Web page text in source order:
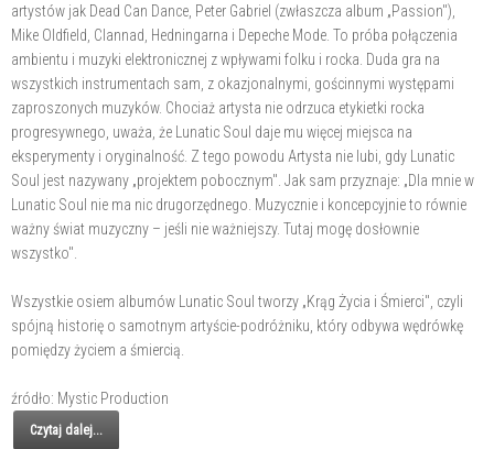
artystów jak Dead Can Dance, Peter Gabriel (zwłaszcza album „Passion"),
Mike Oldfield, Clannad, Hedningarna i Depeche Mode. To próba połączenia
ambientu i muzyki elektronicznej z wpływami folku i rocka. Duda gra na
wszystkich instrumentach sam, z okazjonalnymi, gościnnymi występami
zaproszonych muzyków. Chociaż artysta nie odrzuca etykietki rocka
progresywnego, uważa, że Lunatic Soul daje mu więcej miejsca na
eksperymenty i oryginalność. Z tego powodu Artysta nie lubi, gdy Lunatic
Soul jest nazywany „projektem pobocznym". Jak sam przyznaje: „Dla mnie w
Lunatic Soul nie ma nic drugorzędnego. Muzycznie i koncepcyjnie to równie
ważny świat muzyczny – jeśli nie ważniejszy. Tutaj mogę dosłownie
wszystko".
Wszystkie osiem albumów Lunatic Soul tworzy „Krąg Życia i Śmierci", czyli
spójną historię o samotnym artyście-podróżniku, który odbywa wędrówkę
pomiędzy życiem a śmiercią.
źródło: Mystic Production
Czytaj dalej...